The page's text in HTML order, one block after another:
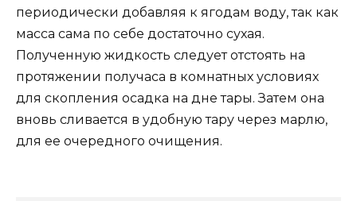
периодически добавляя к ягодам воду, так как
масса сама по себе достаточно сухая.
Полученную жидкость следует отстоять на
протяжении получаса в комнатных условиях
для скопления осадка на дне тары. Затем она
вновь сливается в удобную тару через марлю,
для ее очередного очищения.